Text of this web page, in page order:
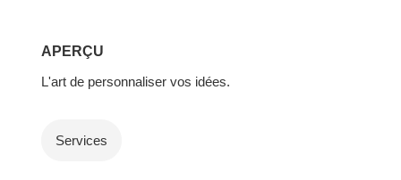
APERÇU
L'art de personnaliser vos idées.
Services